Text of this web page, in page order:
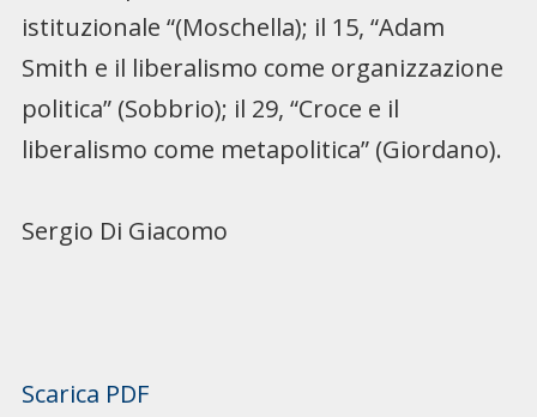
istituzionale “(Moschella); il 15, “Adam
Smith e il liberalismo come organizzazione
politica” (Sobbrio); il 29, “Croce e il
liberalismo come metapolitica” (Giordano).
Sergio Di Giacomo
Scarica PDF